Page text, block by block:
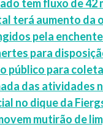
tem fluxo de 42
terá aumento
pela
para
público para
das atividades
no dique da
mutirão de